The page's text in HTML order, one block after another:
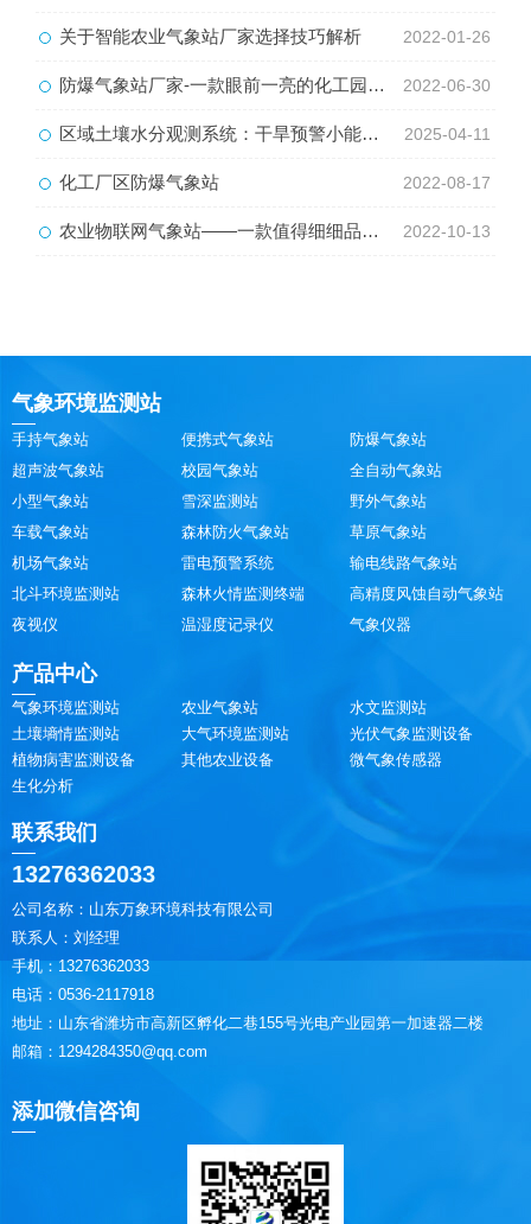
关于智能农业气象站厂家选择技巧解析 2022-01-26
防爆气象站厂家-一款眼前一亮的化工园区气象站#2022已更新 2022-06-30
区域土壤水分观测系统：干旱预警小能手，守护农田水安全 2025-04-11
化工厂区防爆气象站 2022-08-17
农业物联网气象站——一款值得细细品的农业室外气象站#2022已更新 2022-10-13
气象环境监测站
手持气象站 便携式气象站
防爆气象站
超声波气象站
校园气象站
全自动气象站
小型气象站
雪深监测站
野外气象站
车载气象站
森林防火气象站
草原气象站
机场气象站
雷电预警系统
输电线路气象站
北斗环境监测站
森林火情监测终端
高精度风蚀自动气象站
夜视仪
温湿度记录仪 气象仪器
产品中心
气象环境监测站 农业气象站
水文监测站
土壤墒情监测站
大气环境监测站
光伏气象监测设备
植物病害监测设备
其他农业设备
微气象传感器
生化分析
联系我们
13276362033
公司名称：山东万象环境科技有限公司
联系人：刘经理
手机：13276362033
电话：0536-2117918
地址：山东省潍坊市高新区孵化二巷155号光电产业园第一加速器二楼
邮箱：1294284350@qq.com
添加微信咨询